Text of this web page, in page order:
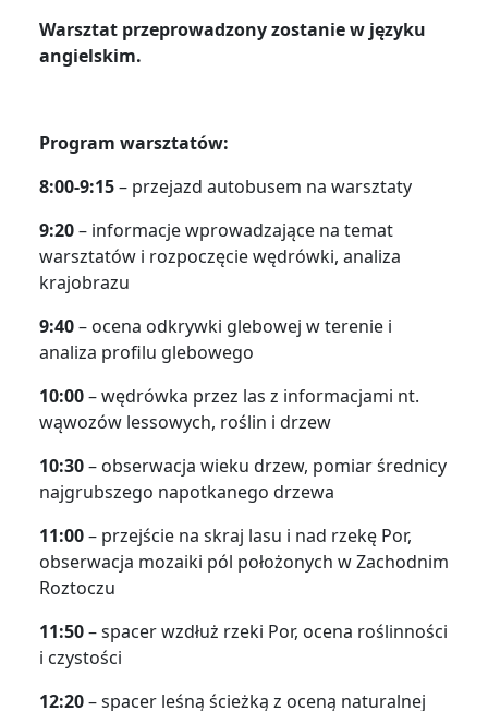
Warsztat przeprowadzony zostanie w języku
angielskim.
Program warsztatów:
8:00-9:15– przejazd autobusem na warsztaty
9:20– informacje wprowadzające na temat
warsztatów i rozpoczęcie wędrówki, analiza
krajobrazu
9:40– ocena odkrywki glebowej w terenie i
analiza profilu glebowego
10:00– wędrówka przez las z informacjami nt.
wąwozów lessowych, roślin i drzew
10:30– obserwacja wieku drzew, pomiar średnicy
najgrubszego napotkanego drzewa
11:00– przejście na skraj lasu i nad rzekę Por,
obserwacja mozaiki pól położonych w Zachodnim
Roztoczu
11:50– spacer wzdłuż rzeki Por, ocena roślinności
i czystości
12:20– spacer leśną ścieżką z oceną naturalnej